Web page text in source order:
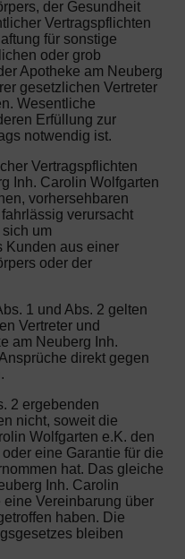
der Gesundheit
Vertragspflichten
für sonstige
oder grob
Apotheke am Neuberg
gesetzlichen Vertreter
Wesentliche
Erfüllung zur
notwendig ist.
Vertragspflichten
Inh. Carolin Wolfgarten
vorhersehbaren
verursacht
um
Kunden aus einer
oder der
1 und Abs. 2 gelten
Vertreter und
am Neuberg Inh.
direkt gegen
2 ergebenden
nicht, soweit die
Wolfgarten e.K. den
eine Garantie für die
hat. Das gleiche
Inh. Carolin
Vereinbarung über
haben. Die
bleiben